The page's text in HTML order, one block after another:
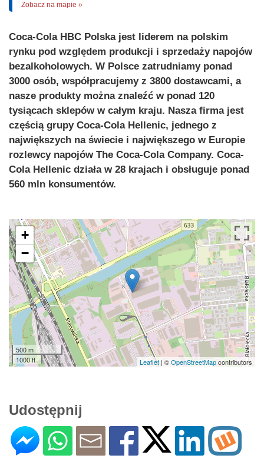
Zobacz na mapie »
Coca-Cola HBC Polska jest liderem na polskim
rynku pod względem produkcji i sprzedaży napojów
bezalkoholowych. W Polsce zatrudniamy ponad
3000 osób, współpracujemy z 3800 dostawcami, a
nasze produkty można znaleźć w ponad 120
tysiącach sklepów w całym kraju. Nasza firma jest
częścią grupy Coca-Cola Hellenic, jednego z
największych na świecie i największego w Europie
rozlewcy napojów The Coca-Cola Company. Coca-
Cola Hellenic działa w 28 krajach i obsługuje ponad
560 mln konsumentów.
+
−
500 m
1000 ft
Leaflet| ©OpenStreetMapcontributors
Udostępnij